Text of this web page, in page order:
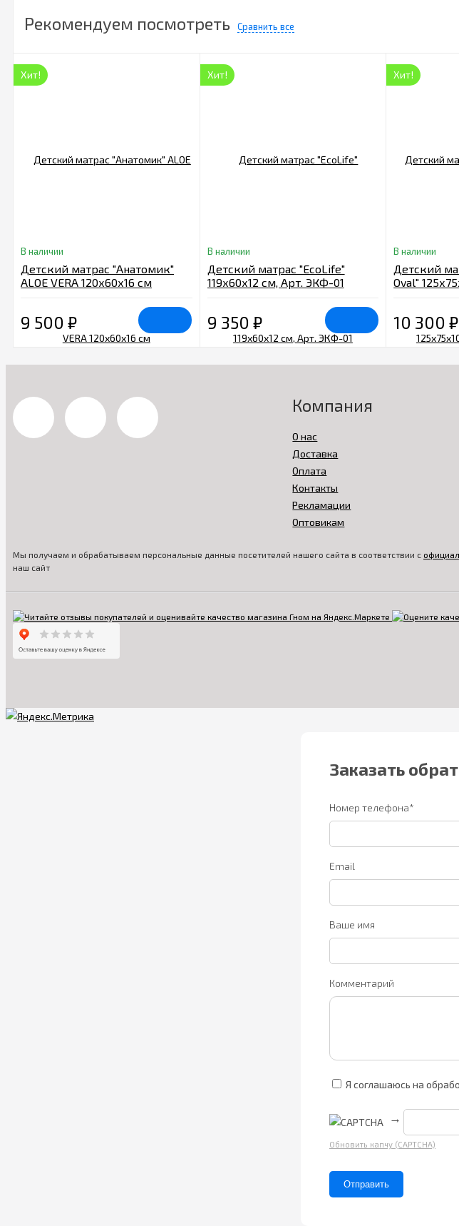
Рекомендуем посмотреть Сравнить все
Хит!
В наличии
Детский матрас "Анатомик"
ALOE VERA 120х60х16 см
9 500 ₽
Хит!
В наличии
Детский матрас "EcoLife"
119х60х12 см, Арт. ЭКФ-01
9 350 ₽
Хит!
В наличии
Детский
Oval"
10 300₽
Компания
О нас
Доставка
Оплата
Контакты
Рекламации
Оптовикам
Мы получаем и обрабатываем персональные данные посетителей нашего сайта в соответствии с
наш сайт
Заказать
Номер телефона*
Email
Ваше имя
Комментарий
Я соглашаюсь на
→
Обновить капчу (CAPTCHA)